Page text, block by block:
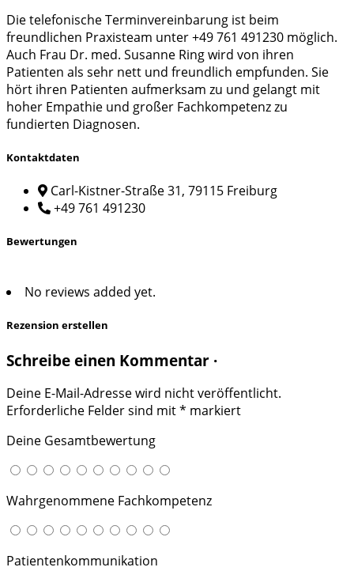
Die telefonische Terminvereinbarung ist beim
freundlichen Praxisteam unter +49 761 491230 möglich.
Auch Frau Dr. med. Susanne Ring wird von ihren
Patienten als sehr nett und freundlich empfunden. Sie
hört ihren Patienten aufmerksam zu und gelangt mit
hoher Empathie und großer Fachkompetenz zu
fundierten Diagnosen.
Kontaktdaten
Carl-Kistner-Straße 31, 79115 Freiburg
+49 761 491230
Bewertungen
No reviews added yet.
Rezension erstellen
Schreibe einen Kommentar ·
Deine E-Mail-Adresse wird nicht veröffentlicht.
Erforderliche Felder sind mit* markiert
Deine Gesamtbewertung
Wahrgenommene Fachkompetenz
Patientenkommunikation